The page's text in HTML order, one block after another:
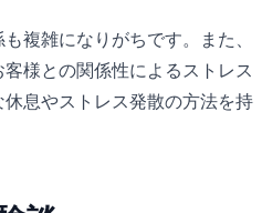
複雑になりがちです。また、
様との関係性によるストレス
息やストレス発散の方法を持